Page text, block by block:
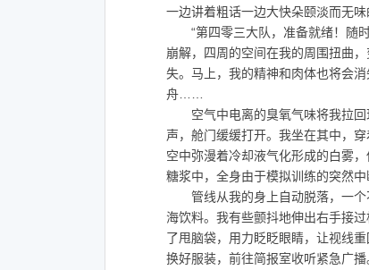
一边讲着粗话一边大快朵颐淡而无味
“第四零三大队，准备就绪！随
崩解，四周的空间在我的周围扭曲
失。马上，我的精神和肉体也将会
舟……
空气中电离的臭氧气味将我拉回
声，舱门缓缓打开。我坐在其中，
空中弥漫着冷却液气化形成的白雾
糖浆中，全身由于模拟训练的突然中
管线从我的身上自动脱落，一个
海饮料。我有些颤抖地伸出右手接
了甩脑袋，用力眨眨眼睛，让视线
换好服装，前往简报室收听紧急广播